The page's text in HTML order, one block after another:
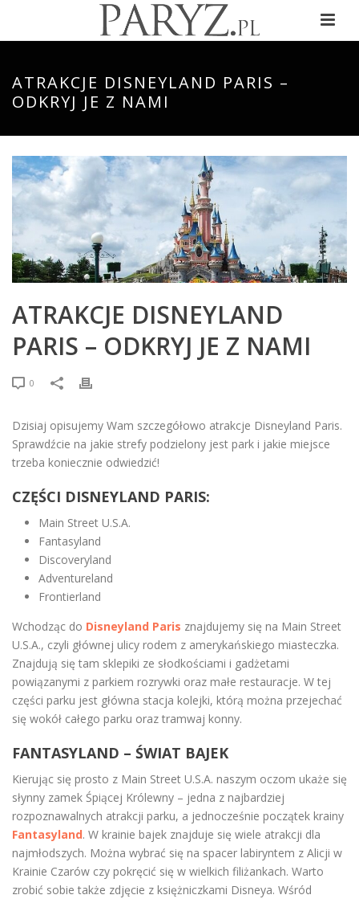
ATRAKCJE DISNEYLAND PARIS –
ODKRYJ JE Z NAMI
ATRAKCJE DISNEYLAND
PARIS – ODKRYJ JE Z NAMI
0
Dzisiaj opisujemy Wam szczegółowo atrakcje Disneyland Paris.
Sprawdźcie na jakie strefy podzielony jest park i jakie miejsce
trzeba koniecznie odwiedzić!
CZĘŚCI DISNEYLAND PARIS:
Main Street U.S.A.
Fantasyland
Discoveryland
Adventureland
Frontierland
Wchodząc do Disneyland Paris znajdujemy się na Main Street
U.S.A., czyli głównej ulicy rodem z amerykańskiego miasteczka.
Znajdują się tam sklepiki ze słodkościami i gadżetami
powiązanymi z parkiem rozrywki oraz małe restauracje. W tej
części parku jest główna stacja kolejki, którą można przejechać
się wokół całego parku oraz tramwaj konny.
FANTASYLAND – ŚWIAT BAJEK
Kierując się prosto z Main Street U.S.A. naszym oczom ukaże się
słynny zamek Śpiącej Królewny – jedna z najbardziej
rozpoznawalnych atrakcji parku, a jednocześnie początek krainy
Fantasyland. W krainie bajek znajduje się wiele atrakcji dla
najmłodszych. Można wybrać się na spacer labiryntem z Alicji w
Krainie Czarów czy pokręcić się w wielkich filiżankach. Warto
zrobić sobie także zdjęcie z księżniczkami Disneya. Wśród